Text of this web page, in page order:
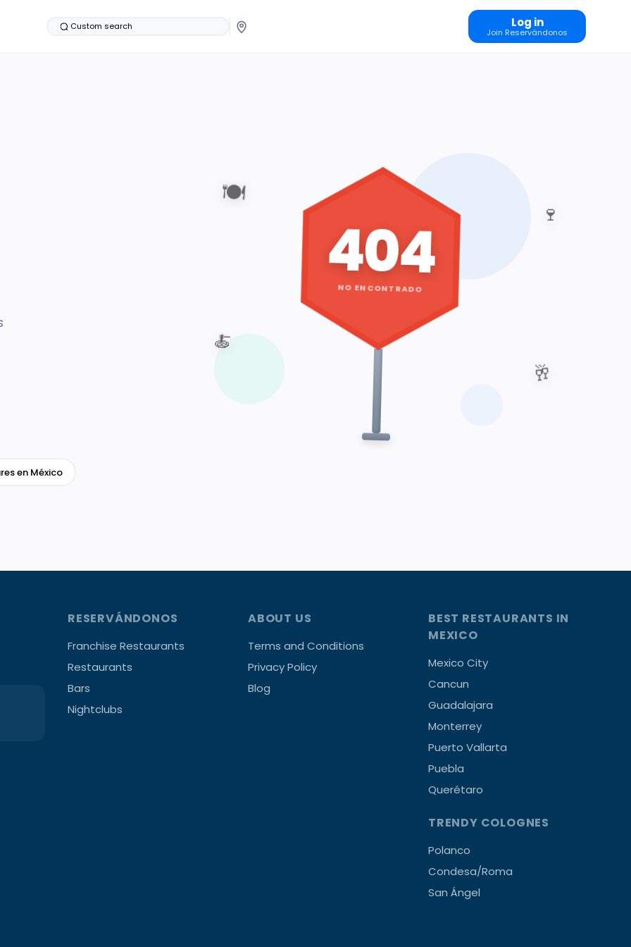
Custom search Log in
Join Reservándonos
en México
🍽️
🍷
🥂
🍝
404
NO ENCONTRADO
RESERVÁNDONOS
Franchise Restaurants
Restaurants
Bars
Nightclubs
ABOUT US
Terms and Conditions
Privacy Policy
Blog
BEST RESTAURANTS IN
MEXICO
Mexico City
Cancun
Guadalajara
Monterrey
Puerto Vallarta
Puebla
Querétaro
TRENDY COLOGNES
Polanco
Condesa/Roma
San Ángel